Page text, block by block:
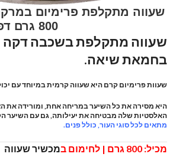
שעווה מתקלפת פרימיום
800 גרם דפילב | Dapileve
שעווה מתקלפת בשכבה
בחמאת שיאה.
שעוות פרימיום קרם היא שעווה קרמית במיוחד עם
היא מסירה את כל השיער במריחה אחת, ומורידה את
האלסטיות שלה מבטיחה את יעילותה, גם עם השיער
מתאים לכל סוגי העור, כולל פנים.
מכיל: 800 גרם | לחימום ב
מכשיר שעווה